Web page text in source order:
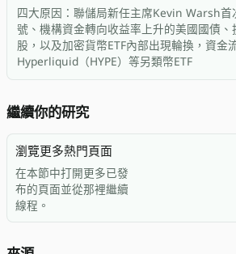
四大原因：聯儲局新任主席Kevin Warsh首
號、機構資金轉向收益率上升的美國國債
股，以及加密貨幣ETF內部出現輪換，資金
Hyperliquid（HYPE）等另類幣ETF
繼續你的研究
瀏覽更多熱門頁面
在本節中打開更多已發
布的頁面並從那裡繼續
線程。